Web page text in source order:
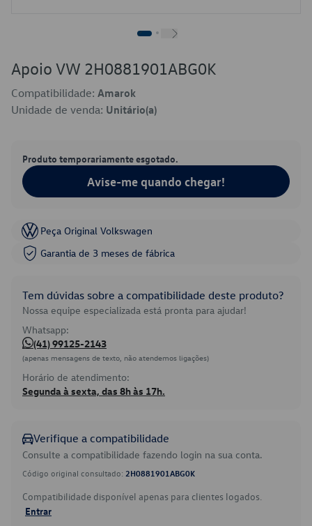
Apoio VW 2H0881901ABG0K
Compatibilidade: Amarok
Unidade de venda: Unitário(a)
Produto temporariamente esgotado.
Avise-me quando chegar!
Peça Original Volkswagen
Garantia de 3 meses de fábrica
Tem dúvidas sobre a compatibilidade deste produto?
Nossa equipe especializada está pronta para ajudar!
Whatsapp:
(41) 99125-2143
(apenas mensagens de texto, não atendemos ligações)
Horário de atendimento:
Segunda à sexta, das 8h às 17h.
Verifique a compatibilidade
Consulte a compatibilidade fazendo login na sua conta.
Código original consultado: 2H0881901ABG0K
Compatibilidade disponível apenas para clientes logados.
Entrar